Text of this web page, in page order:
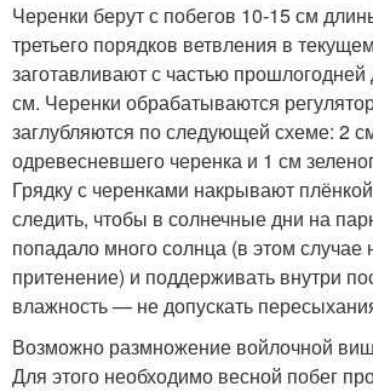
Черенки берут с побегов 10-15 см
третьего порядков ветвления в
заготавливают с частью
см. Черенки обрабатываются
заглубляются по следующей схеме: 2
одревесневшего черенка и 1 см
Грядку с черенками накрывают
следить, чтобы в солнечные дни на
попадало много солнца (в этом случае
притенение) и поддерживать внутри
влажность — не допускать
Возможно размножение войлочной
Для этого необходимо весной побег